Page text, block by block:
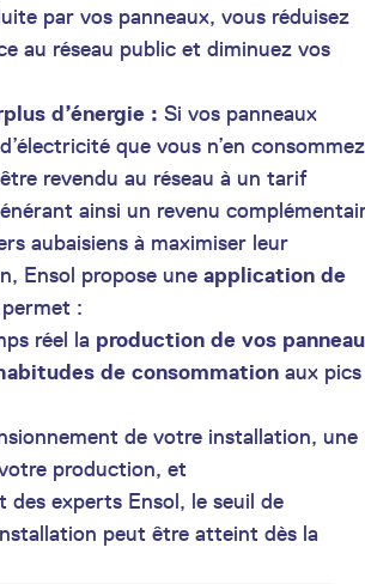
par vos panneaux, vous réduisez
au réseau public et diminuez vos
d’énergie : Si vos panneaux
que vous n’en
revendu au réseau à un tarif
ainsi un revenu
aubaisiens à maximiser leur
Ensol propose une application de
:
réel la production de vos
de consommation aux pics
de votre installation, une
production, et
des experts Ensol, le seuil de
peut être atteint dès la